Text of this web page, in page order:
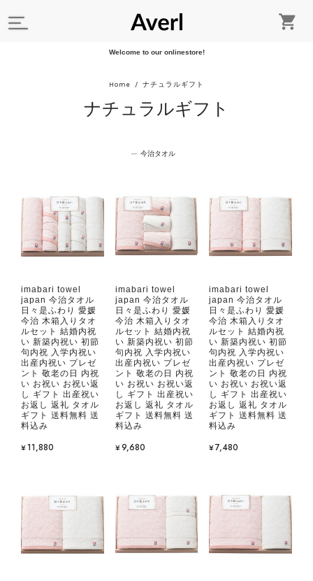
Welcome to our onlinestore!
Home ナチュラルギフト
ナチュラルギフト
今治タオル
imabari towel
japan 今治タオル
日々是ふわり 愛媛
今治 木箱入りタオ
ルセット 結婚内祝
い 新築内祝い 初節
句内祝 入学内祝い
出産内祝い プレゼ
ント 敬老の日 内祝
い お祝い お祝い返
し ギフト 出産祝い
お返し 返礼 タオル
ギフト 送料無料 送
料込み
¥11,880
imabari towel
japan 今治タオル
日々是ふわり 愛媛
今治 木箱入りタオ
ルセット 結婚内祝
い 新築内祝い 初節
句内祝 入学内祝い
出産内祝い プレゼ
ント 敬老の日 内祝
い お祝い お祝い返
し ギフト 出産祝い
お返し 返礼 タオル
ギフト 送料無料 送
料込み
¥9,680
imabari towel
japan 今治タオル
日々是ふわり 愛媛
今治 木箱入りタオ
ルセット 結婚内祝
い 新築内祝い 初節
句内祝 入学内祝い
出産内祝い プレゼ
ント 敬老の日 内祝
い お祝い お祝い返
し ギフト 出産祝い
お返し 返礼 タオル
ギフト 送料無料 送
料込み
¥7,480